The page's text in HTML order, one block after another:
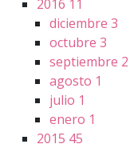
2016 11
diciembre 3
octubre 3
septiembre 2
agosto 1
julio 1
enero 1
2015 45